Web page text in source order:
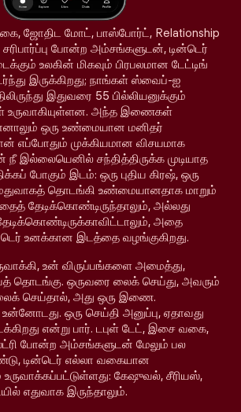
ஜோதிட மோட், பாஸ்போர்ட், Relationship
சரிபார்ப்பு போன்ற அம்சங்களுடன், டின்டெர்
உலகின் மிகவும் பிரபலமான டேட்டிங்
இருக்கிறது; நாங்கள் ஸ்வைப்-ஐ
இதுவரை 55 பில்லியனுக்கும்
அந்த இணைகள்
ஒரு உண்மையான மனிதர்
எப்போதும் முக்கியமான விசயமாக
நீ இல்லையெனில் சந்தித்திருக்க முடியாத
போகும் இடம்: ஒரு புதிய கிரஷ், ஒரு
தொடங்கி உண்மையானதாக மாறும்
தேடிக்கொண்டிருந்தாலும், அல்லது
அதை
உனக்கான இடத்தை வழங்குகிறது.
உன் விருப்பங்களை அமைத்து,
தொடங்கு. ஒருவரை லைக் செய்து, அவரும்
செய்தால், அது ஒரு இணை.
ஒரு செய்தி அனுப்பு, ஏதாவது
என்று பார். டபுள் டேட், இசை வகை,
போன்ற அம்சங்களுடன் மேலும் பல
டின்டெர் எல்லா வகையான
கேஷுவல், சீரியஸ்,
எதுவாக இருந்தாலும்.